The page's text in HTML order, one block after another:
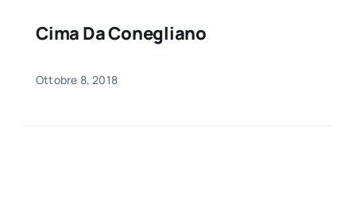
Cima Da Conegliano
Ottobre 8, 2018